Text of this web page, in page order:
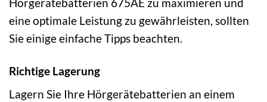
eine optimale Leistung zu gewährleisten, sollten
Sie einige einfache Tipps beachten.
Richtige Lagerung
Lagern Sie Ihre Hörgerätebatterien an einem